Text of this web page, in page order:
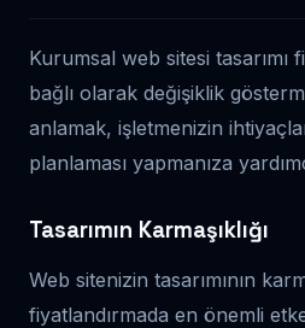
Kurumsal web sitesi
bağlı olarak değişiklik
anlamak, işletmenizin
planlaması yapmanıza
Tasarımın Karmaşıklığı
Web sitenizin tasarımının
fiyatlandırmada en önemli